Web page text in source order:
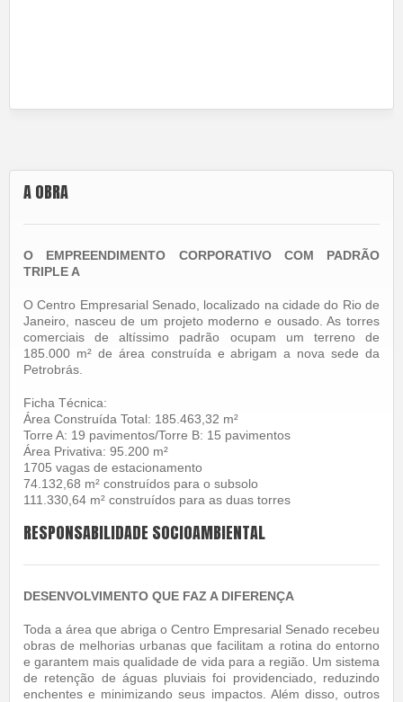
A OBRA
O EMPREENDIMENTO CORPORATIVO COM PADRÃO
TRIPLE A
O Centro Empresarial Senado, localizado na cidade do Rio de
Janeiro, nasceu de um projeto moderno e ousado. As torres
comerciais de altíssimo padrão ocupam um terreno de
185.000 m² de área construída e abrigam a nova sede da
Petrobrás.
Ficha Técnica:
Área Construída Total: 185.463,32 m²
Torre A: 19 pavimentos/Torre B: 15 pavimentos
Área Privativa: 95.200 m²
1705 vagas de estacionamento
74.132,68 m² construídos para o subsolo
111.330,64 m² construídos para as duas torres
RESPONSABILIDADE SOCIOAMBIENTAL
DESENVOLVIMENTO QUE FAZ A DIFERENÇA
Toda a área que abriga o Centro Empresarial Senado recebeu
obras de melhorias urbanas que facilitam a rotina do entorno
e garantem mais qualidade de vida para a região. Um sistema
de retenção de águas pluviais foi providenciado, reduzindo
enchentes e minimizando seus impactos. Além disso, outros